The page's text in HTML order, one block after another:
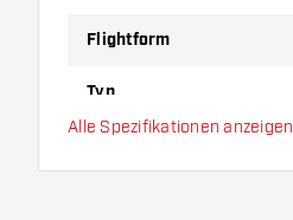
Flightform
Typ
Alle Spezifikationen anzeigen